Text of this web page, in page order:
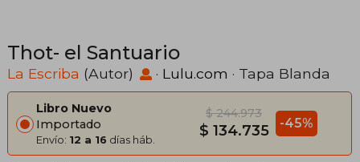
Thot- el Santuario
La Escriba (Autor) · Lulu.com · Tapa Blanda
Libro Nuevo
Importado
Envío: 12 a 16 días háb.
$ 244.973
$ 134.735 -45%